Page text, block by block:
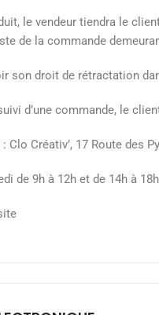
le vendeur tiendra le
de la commande
son droit de rétractation
d’une commande, le
Clo Créativ’, 17 Route des
de 9h à 12h et de 14h à